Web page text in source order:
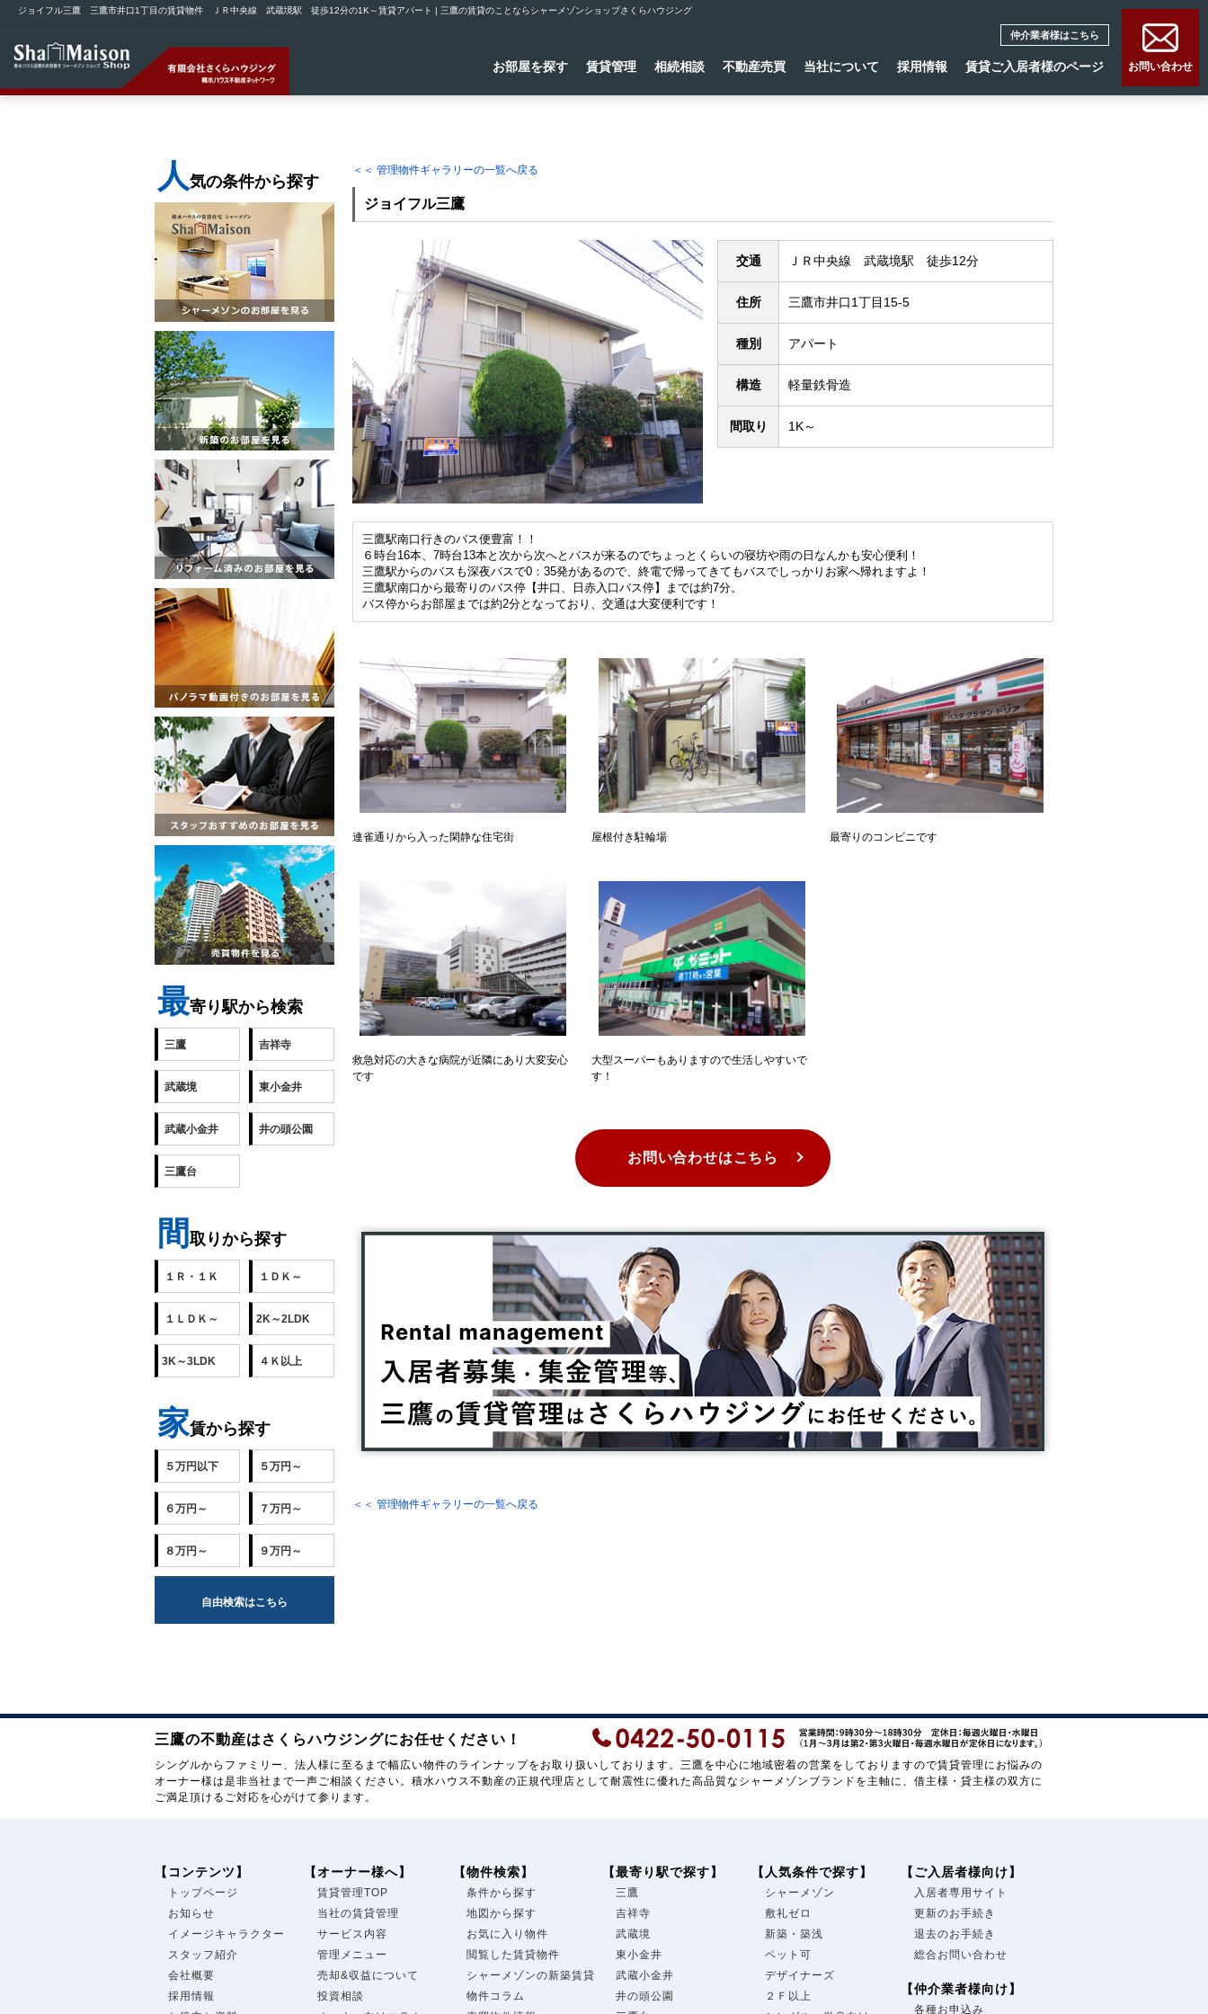
ジョイフル三鷹 三鷹市井口1丁目の賃貸物件 ＪＲ中央線 武蔵境駅 徒歩12分の1K～賃貸アパート | 三鷹の賃貸のことならシャーメゾンショップさくらハウジング
仲介業者様はこちら
お部屋を探す 賃貸管理 相続相談 不動産売買 当社について 採用情報 賃貸ご入居者様のページ お問い合わせ
＜＜ 管理物件ギャラリーの一覧へ戻る
ジョイフル三鷹
交通 ＪＲ中央線 武蔵境駅 徒歩12分
住所 三鷹市井口1丁目15-5
種別 アパート
構造 軽量鉄骨造
間取り 1K～
三鷹駅南口行きのバス便豊富！！
６時台16本、7時台13本と次から次へとバスが来るのでちょっとくらいの寝坊や雨の日なんかも安心便利！
三鷹駅からのバスも深夜バスで0：35発があるので、終電で帰ってきてもバスでしっかりお家へ帰れますよ！
三鷹駅南口から最寄りのバス停【井口、日赤入口バス停】までは約7分。
バス停からお部屋までは約2分となっており、交通は大変便利です！
連雀通りから入った閑静な住宅街 屋根付き駐輪場 最寄りのコンビニです
救急対応の大きな病院が近隣にあり大変安心
です
大型スーパーもありますので生活しやすいで
す！
お問い合わせはこちら
＜＜ 管理物件ギャラリーの一覧へ戻る
人気の条件から探す
最寄り駅から検索
三鷹 吉祥寺
武蔵境 東小金井
武蔵小金井 井の頭公園
三鷹台
間取りから探す
１Ｒ・１Ｋ １ＤＫ～
１ＬＤＫ～ 2K～2LDK
3K～3LDK ４Ｋ以上
家賃から探す
５万円以下 ５万円～
６万円～ ７万円～
８万円～ ９万円～
自由検索はこちら
三鷹の不動産はさくらハウジングにお任せください！
シングルからファミリー、法人様に至るまで幅広い物件のラインナップをお取り扱いしております。三鷹を中心に地域密着の営業をしておりますので賃貸管理にお悩みの
オーナー様は是非当社まで一声ご相談ください。積水ハウス不動産の正規代理店として耐震性に優れた高品質なシャーメゾンブランドを主軸に、借主様・貸主様の双方に
ご満足頂けるご対応を心がけて参ります。
【コンテンツ】
トップページ
お知らせ
イメージキャラクター
スタッフ紹介
会社概要
採用情報
【オーナー様へ】
賃貸管理TOP
当社の賃貸管理
サービス内容
管理メニュー
売却&収益について
投資相談
【物件検索】
条件から探す
地図から探す
お気に入り物件
閲覧した賃貸物件
シャーメゾンの新築賃貸
物件コラム
【最寄り駅で探す】
三鷹
吉祥寺
武蔵境
東小金井
武蔵小金井
井の頭公園
【人気条件で探す】
シャーメゾン
敷礼ゼロ
新築・築浅
ペット可
デザイナーズ
２Ｆ以上
【ご入居者様向け】
入居者専用サイト
更新のお手続き
退去のお手続き
総合お問い合わせ
【仲介業者様向け】
各種お申込み